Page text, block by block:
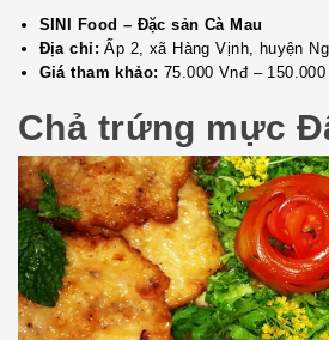
SINI Food – Đặc sản Cà Mau
Địa chỉ: Ấp 2, xã Hàng Vịnh, huyện
Giá tham khảo: 75.000 Vnđ –
Chả trứng mực